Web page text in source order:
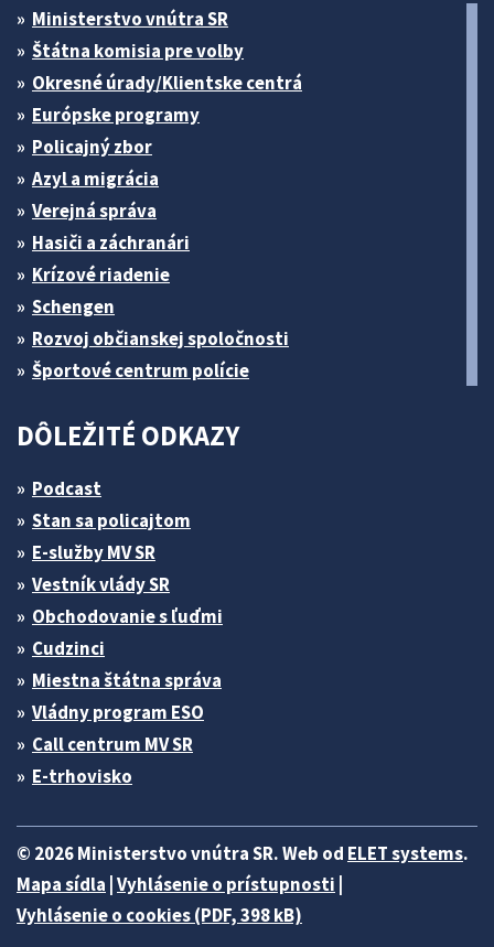
Ministerstvo vnútra SR
Štátna komisia pre volby
Okresné úrady/Klientske centrá
Európske programy
Policajný zbor
Azyl a migrácia
Verejná správa
Hasiči a záchranári
Krízové riadenie
Schengen
Rozvoj občianskej spoločnosti
Športové centrum polície
DÔLEŽITÉ ODKAZY
Podcast
Stan sa policajtom
E-služby MV SR
Vestník vlády SR
Obchodovanie s ľuďmi
Cudzinci
Miestna štátna správa
Vládny program ESO
Call centrum MV SR
E-trhovisko
© 2026 Ministerstvo vnútra SR. Web od ELET systems.
Mapa sídla Vyhlásenie o prístupnosti
Vyhlásenie o cookies (PDF, 398 kB)